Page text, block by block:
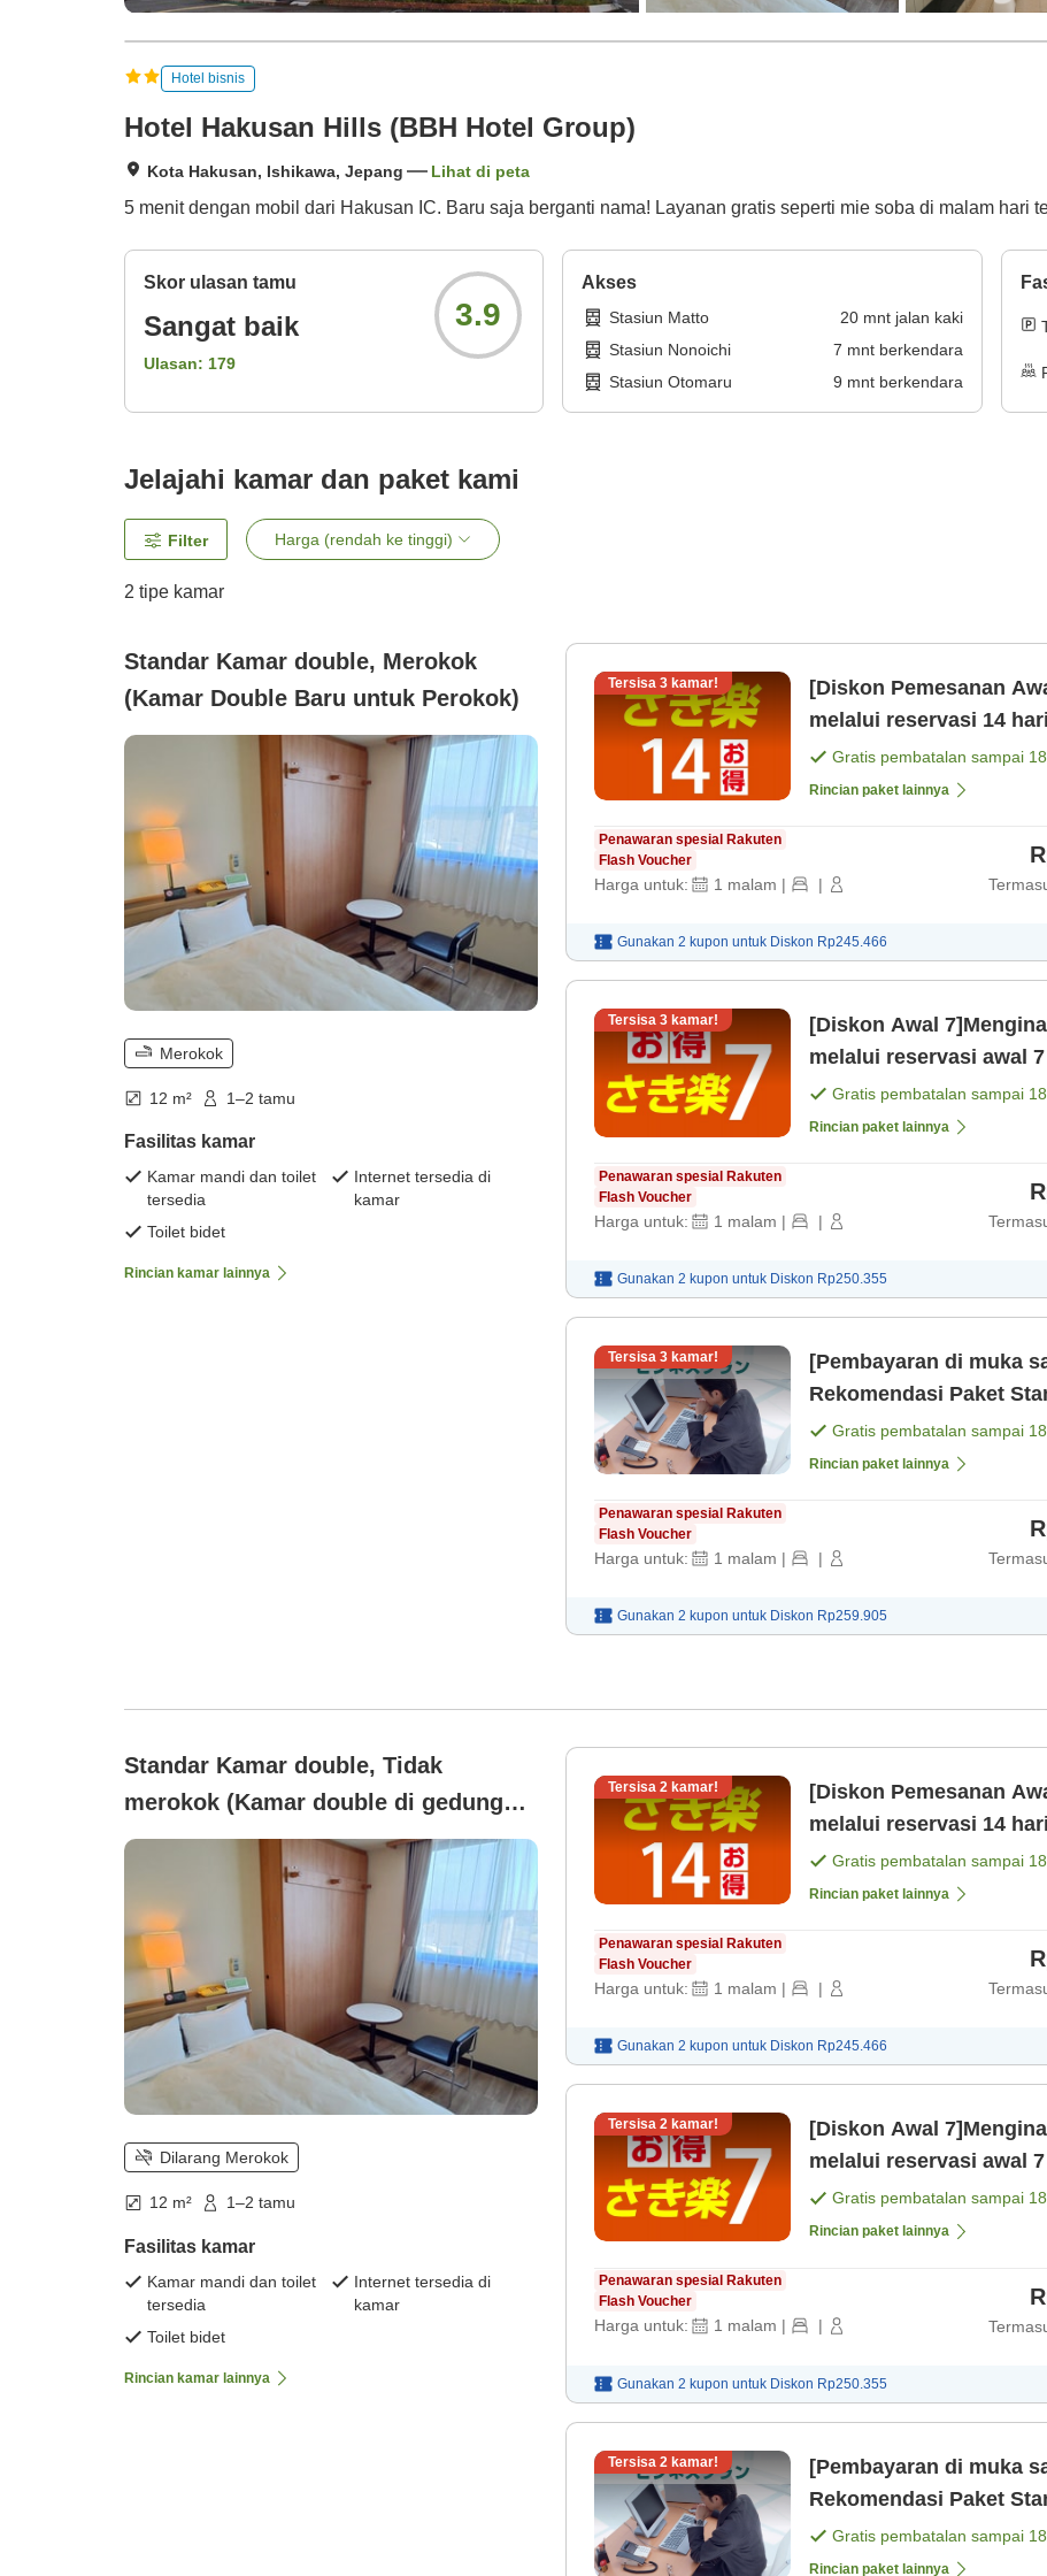
Hotel bisnis
Hotel Hakusan Hills (BBH Hotel Group)
Kota Hakusan, Ishikawa, Jepang Lihat di peta
5 menit dengan mobil dari Hakusan IC. Baru saja berganti nama! Layanan gratis seperti mie soba di malam hari
Skor ulasan tamu
Sangat baik
Ulasan: 179
3.9
Akses
Stasiun Matto 20mnt jalan kaki
Stasiun Nonoichi
7 mnt berkendara
Stasiun Otomaru
9 mnt berkendara
Jelajahi kamar dan paket kami
Filter Harga (rendah ke tinggi)
2 tipe kamar
Standar Kamar double, Merokok
(Kamar Double Baru untuk Perokok)
Merokok
12 m² 1–2 tamu
Fasilitas kamar
Kamar mandi dan toilet
tersedia
Internet tersedia di
kamar
Toilet bidet
Rincian kamar lainnya
Tersisa 3 kamar!
[Diskon Pemesanan
melalui reservasi 14
gratis[Fasilitas
Gratis pembatalan sampai
Rincian paket lainnya
Penawaran spesial Rakuten
Flash Voucher
Harga untuk: 1 malam | |
Gunakan 2 kupon untuk Diskon Rp245.466
Tersisa 3 kamar!
[Diskon Awal
melalui reservasi awal
sarapan
Gratis pembatalan sampai
Rincian paket lainnya
Penawaran spesial Rakuten
Flash Voucher
Harga untuk: 1 malam | |
Gunakan 2 kupon untuk Diskon Rp250.355
Tersisa 3 kamar!
[Pembayaran di muka
Rekomendasi Paket
wanita
Gratis pembatalan sampai
Rincian paket lainnya
Penawaran spesial Rakuten
Flash Voucher
Harga untuk: 1 malam | |
Gunakan 2 kupon untuk Diskon Rp259.905
Standar Kamar double, Tidak
merokok (Kamar double di gedung
baru bebas asap rokok)
Dilarang Merokok
12 m² 1–2 tamu
Fasilitas kamar
Kamar mandi dan toilet
tersedia
Internet tersedia di
kamar
Toilet bidet
Rincian kamar lainnya
Tersisa 2 kamar!
[Diskon Pemesanan
melalui reservasi 14
gratis[Fasilitas
Gratis pembatalan sampai
Rincian paket lainnya
Penawaran spesial Rakuten
Flash Voucher
Harga untuk: 1 malam | |
Gunakan 2 kupon untuk Diskon Rp245.466
Tersisa 2 kamar!
[Diskon Awal
melalui reservasi awal
sarapan
Gratis pembatalan sampai
Rincian paket lainnya
Penawaran spesial Rakuten
Flash Voucher
Harga untuk: 1 malam | |
Gunakan 2 kupon untuk Diskon Rp250.355
Tersisa 2 kamar!
[Pembayaran di muka
Rekomendasi Paket
wanita
Gratis pembatalan sampai
Rincian paket lainnya